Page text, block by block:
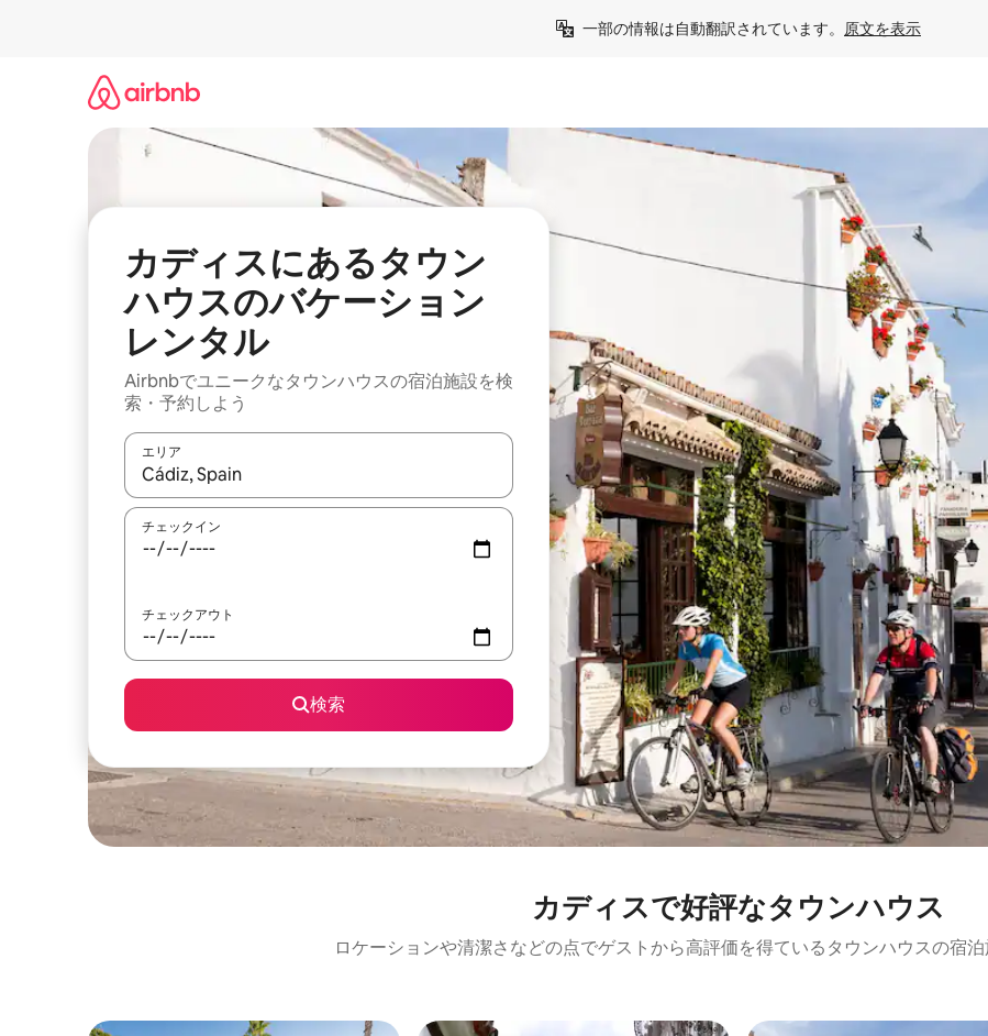
一部の情報は自動翻訳されています。 原文を表示
カディスにあるタウン
ハウスのバケーション
レンタル
Airbnbでユニークなタウンハウスの宿泊施設を検
索・予約しよう
エリア
検索結果が表示されたら、上下の矢印キーを使って移動するか、画面をタッチまたはスワイプして検索結果を確認すること
チェックイン
チェックアウト
検索
カディスで好評なタウンハウス
ロケーションや清潔さなどの点でゲストから高評価を得ているタウンハウスの宿